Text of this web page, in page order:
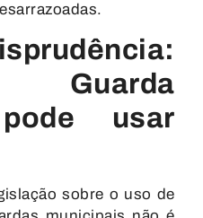
Guarda
usar
sobre o uso de